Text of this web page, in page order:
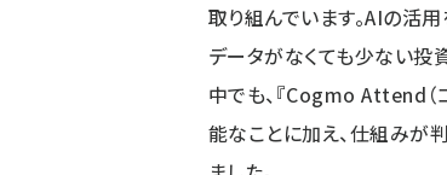
取り組んでいます。AIの活
データがなくても少ない投
中でも、『Cogmo Attend（
能なことに加え、仕組みが